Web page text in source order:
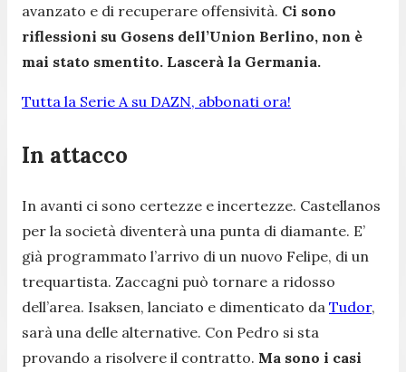
avanzato e di recuperare offensività. Ci sono
riflessioni su Gosens dell’Union Berlino, non è
mai stato smentito. Lascerà la Germania.
Tutta la Serie A su DAZN, abbonati ora!
In attacco
In avanti ci sono certezze e incertezze. Castellanos
per la società diventerà una punta di diamante. E’
già programmato l’arrivo di un nuovo Felipe, di un
trequartista. Zaccagni può tornare a ridosso
dell’area. Isaksen, lanciato e dimenticato da Tudor,
sarà una delle alternative. Con Pedro si sta
provando a risolvere il contratto. Ma sono i casi